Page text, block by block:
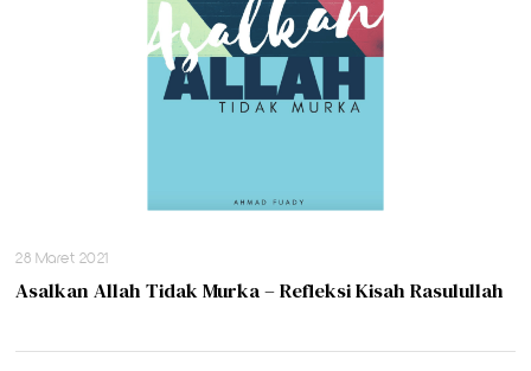
28 Maret 2021
Asalkan Allah Tidak Murka – Refleksi Kisah Rasulullah